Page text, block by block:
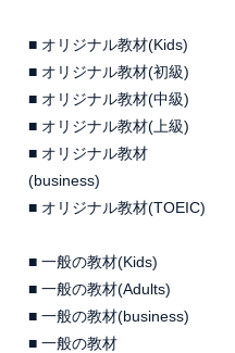
■ オリジナル教材(Kids)
■ オリジナル教材(初級)
■ オリジナル教材(中級)
■ オリジナル教材(上級)
■ オリジナル教材
(business)
■ オリジナル教材(TOEIC)
■ 一般の教材(Kids)
■ 一般の教材(Adults)
■ 一般の教材(business)
■ 一般の教材